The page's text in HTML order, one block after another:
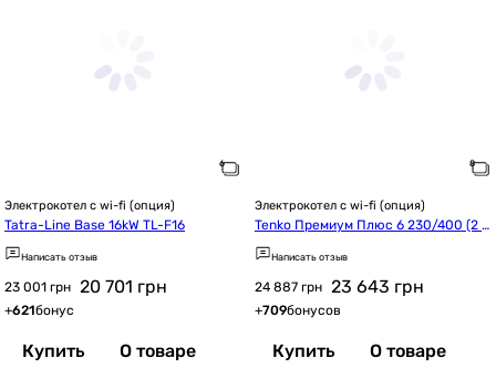
Электрокотел с wi-fi (опция)
Tatra-Line Base 16kW TL-F16
Написать отзыв
23 001 грн 20 701 грн
+621бонус
Купить О товаре
Электрокотел с wi-fi (опция)
Tenko Премиум Плюс 6 230/400 (2 б
лока)
Написать отзыв
24 887 грн 23 643 грн
+709бонусов
Купить О товаре